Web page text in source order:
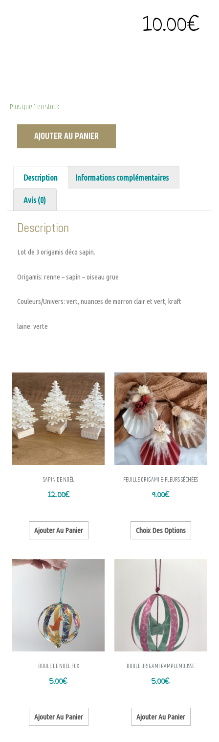
10.00€
Plus que 1 en stock
AJOUTER AU PANIER
Description Informations complémentaires
Avis (0)
Description
Lot de 3 origamis déco sapin.
Origamis: renne – sapin – oiseau grue
Couleurs/Univers: vert, nuances de marron clair et vert, kraft
laine: verte
SAPIN DE NOËL
12.00€
Ajouter Au Panier
FEUILLE ORIGAMI & FLEURS SÉCHÉES
9.00€
Choix Des Options
BOULE DE NOEL FOX
5.00€
Ajouter Au Panier
BOULE ORIGAMI PAMPLEMOUSSE
5.00€
Ajouter Au Panier